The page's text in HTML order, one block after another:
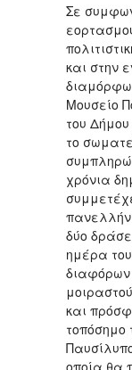
Σε
και στην
Μουσείο
του
το
χρόνια
δύο
ημέρα
διαφόρων
και
τοπόσημο
οποία θα